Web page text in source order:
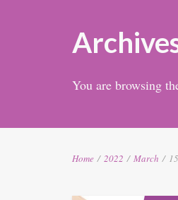
You are browsing
Home / 2022 / March /